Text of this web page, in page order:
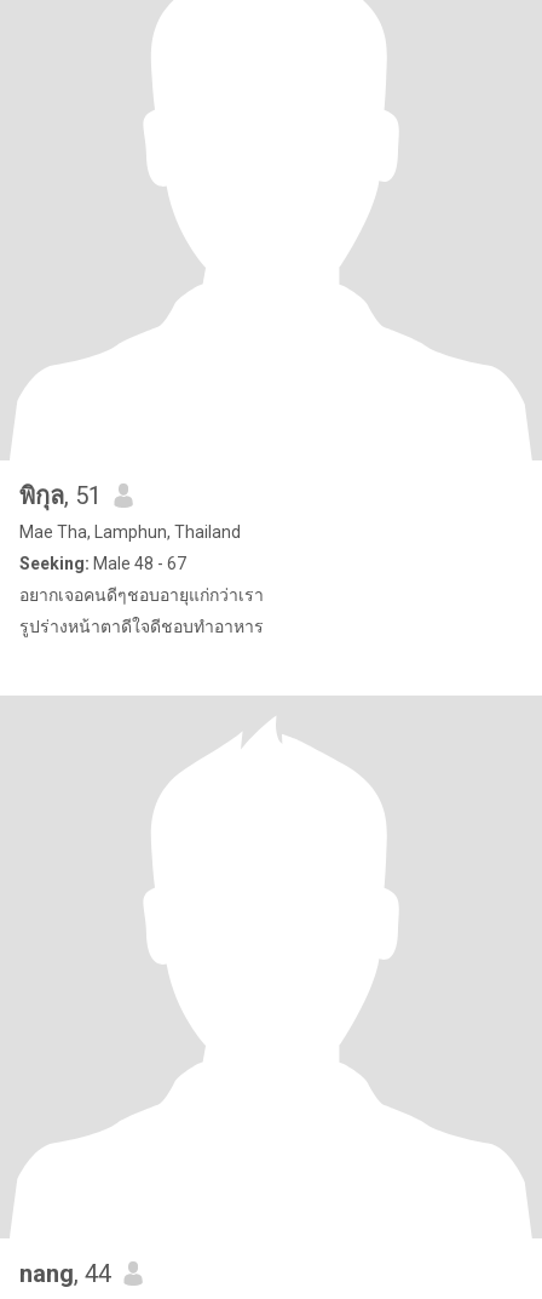
พิกุล, 51
Mae Tha, Lamphun, Thailand
Seeking: Male 48 - 67
อยากเจอคนดีๆชอบอายุแก่กว่าเรา
รูปร่างหน้าตาดีใจดีชอบทำอาหาร
nang, 44